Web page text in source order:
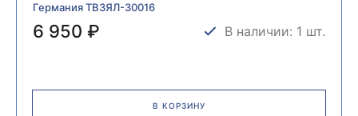
Германия ТВ3ЯЛ-30016
6 950 ₽ В наличии: 1 шт.
В КОРЗИНУ